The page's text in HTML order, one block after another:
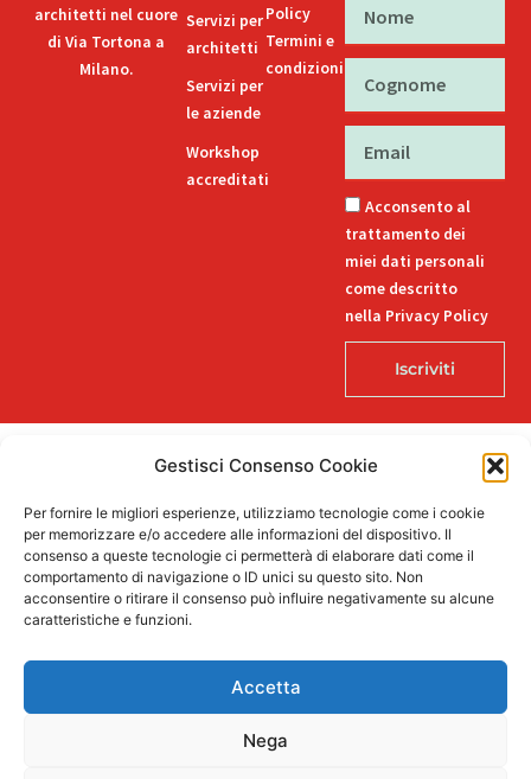
Gestisci Consenso Cookie
Per fornire le migliori esperienze, utilizziamo tecnologie come i cookie
per memorizzare e/o accedere alle informazioni del dispositivo. Il
consenso a queste tecnologie ci permetterà di elaborare dati come il
comportamento di navigazione o ID unici su questo sito. Non
acconsentire o ritirare il consenso può influire negativamente su alcune
caratteristiche e funzioni.
Accetta
Nega
architetti nel cuore
di Via Tortona a
Milano.
Servizi per
architetti
Servizi per
le aziende
Workshop
accreditati
Policy
Termini e
condizioni
Acconsento al
trattamento dei
miei dati personali
come descritto
nella Privacy Policy
Iscriviti
Buozzi 12, 39100 Bolzano – P.IVA/CF 02757850215
L
i
n
k
e
-
F
a
c
e
-
I
n
s
t
a
m
T
i
k
t
P
i
n
t
t
n. 71.06.2024.00548 Provvedimento concessivo: decreto del
12.11.2024, n. 18632/2024